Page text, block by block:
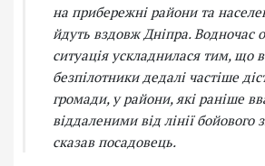
на прибережні райони та
йдуть вздовж Дніпра. Водночас
ситуація ускладнилася тим, що
безпілотники дедалі частіше
громади, у райони, які раніше
віддаленими від лінії бойового
сказав посадовець.